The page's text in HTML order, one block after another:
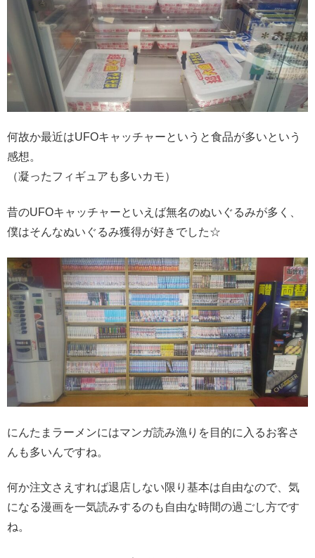
何故か最近はUFOキャッチャーというと食品が多いという
感想。
（凝ったフィギュアも多いカモ）
昔のUFOキャッチャーといえば無名のぬいぐるみが多く、
僕はそんなぬいぐるみ獲得が好きでした☆
にんたまラーメンにはマンガ読み漁りを目的に入るお客さ
んも多いんですね。
何か注文さえすれば退店しない限り基本は自由なので、気
になる漫画を一気読みするのも自由な時間の過ごし方です
ね。